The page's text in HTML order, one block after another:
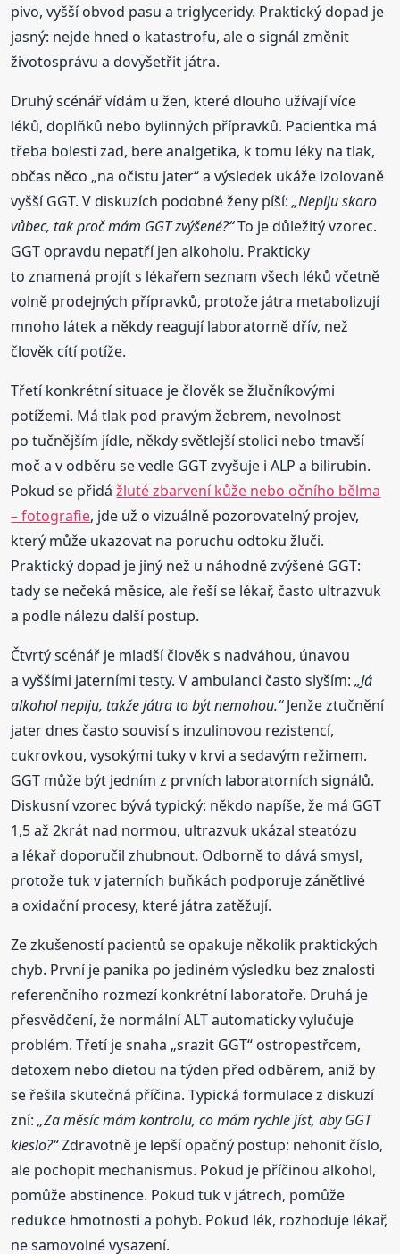
pivo, vyšší obvod pasu a triglyceridy. Praktický dopad je
jasný: nejde hned o katastrofu, ale o signál změnit
životosprávu a dovyšetřit játra.
Druhý scénář vídám u žen, které dlouho užívají více
léků, doplňků nebo bylinných přípravků. Pacientka má
třeba bolesti zad, bere analgetika, k tomu léky na tlak,
občas něco „na očistu jater“ a výsledek ukáže izolovaně
vyšší GGT. V diskuzích podobné ženy píší:„Nepiju skoro
vůbec, tak proč mám GGT zvýšené?“To je důležitý vzorec.
GGT opravdu nepatří jen alkoholu. Prakticky
to znamená projít s lékařem seznam všech léků včetně
volně prodejných přípravků, protože játra metabolizují
mnoho látek a někdy reagují laboratorně dřív, než
člověk cítí potíže.
Třetí konkrétní situace je člověk se žlučníkovými
potížemi. Má tlak pod pravým žebrem, nevolnost
po tučnějším jídle, někdy světlejší stolici nebo tmavší
moč a v odběru se vedle GGT zvyšuje i ALP a bilirubin.
Pokud se přidážluté zbarvení kůže nebo očního bělma
– fotografie, jde už o vizuálně pozorovatelný projev,
který může ukazovat na poruchu odtoku žluči.
Praktický dopad je jiný než u náhodně zvýšené GGT:
tady se nečeká měsíce, ale řeší se lékař, často ultrazvuk
a podle nálezu další postup.
Čtvrtý scénář je mladší člověk s nadváhou, únavou
a vyššími jaterními testy. V ambulanci často slyším:„Já
alkohol nepiju, takže játra to být nemohou.“Jenže ztučnění
jater dnes často souvisí s inzulinovou rezistencí,
cukrovkou, vysokými tuky v krvi a sedavým režimem.
GGT může být jedním z prvních laboratorních signálů.
Diskusní vzorec bývá typický: někdo napíše, že má GGT
1,5 až 2krát nad normou, ultrazvuk ukázal steatózu
a lékař doporučil zhubnout. Odborně to dává smysl,
protože tuk v jaterních buňkách podporuje zánětlivé
a oxidační procesy, které játra zatěžují.
Ze zkušeností pacientů se opakuje několik praktických
chyb. První je panika po jediném výsledku bez znalosti
referenčního rozmezí konkrétní laboratoře. Druhá je
přesvědčení, že normální ALT automaticky vylučuje
problém. Třetí je snaha „srazit GGT“ ostropestřcem,
detoxem nebo dietou na týden před odběrem, aniž by
se řešila skutečná příčina. Typická formulace z diskuzí
zní:„Za měsíc mám kontrolu, co mám rychle jíst, aby GGT
kleslo?“Zdravotně je lepší opačný postup: nehonit číslo,
ale pochopit mechanismus. Pokud je příčinou alkohol,
pomůže abstinence. Pokud tuk v játrech, pomůže
redukce hmotnosti a pohyb. Pokud lék, rozhoduje lékař,
ne samovolné vysazení.